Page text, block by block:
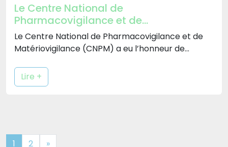
Le Centre National de
Pharmacovigilance et de
Matériovigilance (CNPM) participe à la
réunion annuelle de l’International
Society of Pharmacovigilance (ISoP)
2025
Le Centre National de Pharmacovigilance et de
Matériovigilance (CNPM) a eu l’honneur de
Lire +
1 2 »